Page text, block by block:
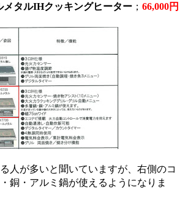
タルIHクッキングヒーター ； 66,000円
人が多いと聞いていますが、右側のコ
銅・アルミ鍋が使えるようになりま